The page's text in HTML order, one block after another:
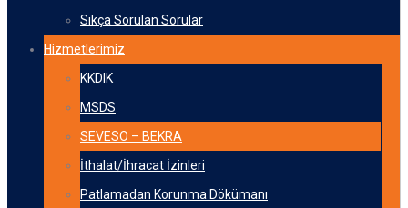
Sıkça Sorulan Sorular
Hizmetlerimiz
KKDIK
MSDS
SEVESO – BEKRA
İthalat/İhracat İzinleri
Patlamadan Korunma Dökümanı